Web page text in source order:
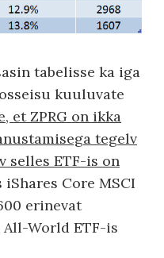
tabelisse ka iga
kuuluvate
et ZPRG on ikka
tegelv
selles ETF-is on
Core MSCI
erinevat
All-World ETF-is